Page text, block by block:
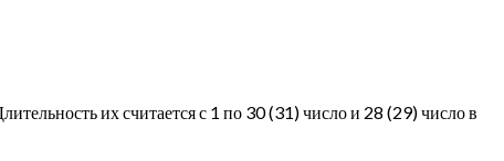
их считается с 1 по 30 (31) число и 28 (29) число в